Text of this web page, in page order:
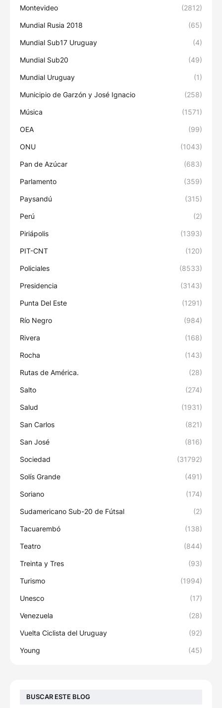
Montevideo (2812)
Mundial Rusia 2018 (65)
Mundial Sub17 Uruguay (4)
Mundial Sub20 (49)
Mundial Uruguay (1)
Municipio de Garzón y José Ignacio (258)
Música (1571)
OEA (99)
ONU (1043)
Pan de Azúcar (683)
Parlamento (359)
Paysandú (315)
Perú (2)
Piriápolis (1393)
PIT-CNT (120)
Policiales (8533)
Presidencia (3143)
Punta Del Este (1291)
Río Negro (984)
Rivera (168)
Rocha (143)
Rutas de América. (28)
Salto (274)
Salud (1931)
San Carlos (821)
San José (816)
Sociedad (31792)
Solís Grande (491)
Soriano (174)
Sudamericano Sub-20 de Fútsal (2)
Tacuarembó (138)
Teatro (844)
Treinta y Tres (93)
Turismo (1994)
Unesco (17)
Venezuela (28)
Vuelta Ciclista del Uruguay (92)
Young (45)
BUSCAR ESTE BLOG